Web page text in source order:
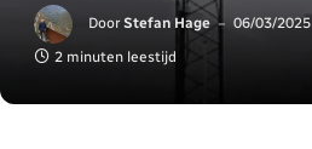
Door Stefan Hage 06/03/2025
2 minuten leestijd